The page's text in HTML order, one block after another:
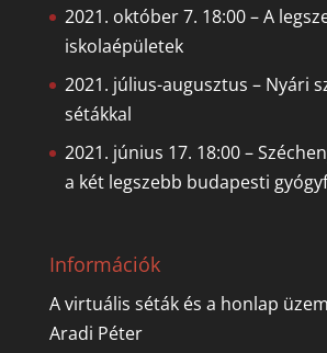
2021. október 7. 18:00 – A
iskolaépületek
2021. július-augusztus – Nyári
sétákkal
2021. június 17. 18:00 –
a két legszebb budapesti
Információk
A virtuális séták és a honlap
Aradi Péter